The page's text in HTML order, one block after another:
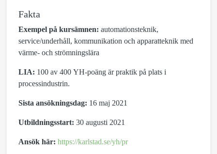
Fakta
Exempel på kursämnen: automationsteknik,
service/underhåll, kommunikation och apparatteknik med
värme- och strömningslära
LIA: 100 av 400 YH-poäng är praktik på plats i
processindustrin.
Sista ansökningsdag: 16 maj 2021
Utbildningsstart: 30 augusti 2021
Ansök här: https://karlstad.se/yh/pr